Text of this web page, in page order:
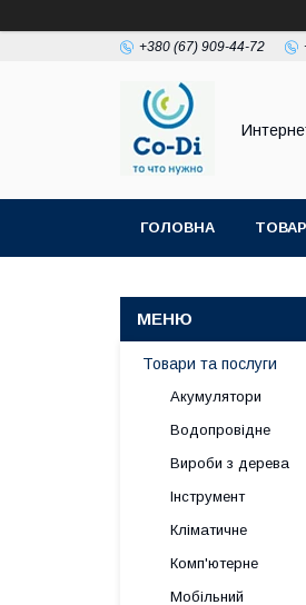
+380 (67) 909-44-72
ГОЛОВНА
Товари та послуги
Акумулятори
Водопровідне
Вироби з дерева
Інструмент
Кліматичне
Комп'ютерне
Мобільний